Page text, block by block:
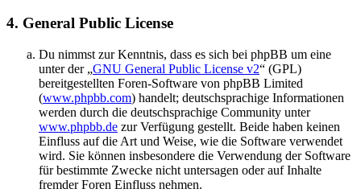
4. General Public License
Du nimmst zur Kenntnis, dass es sich bei phpBB um eine
unter der „GNU General Public License v2“ (GPL)
bereitgestellten Foren-Software von phpBB Limited
(www.phpbb.com) handelt; deutschsprachige Informationen
werden durch die deutschsprachige Community unter
www.phpbb.de zur Verfügung gestellt. Beide haben keinen
Einfluss auf die Art und Weise, wie die Software verwendet
wird. Sie können insbesondere die Verwendung der Software
für bestimmte Zwecke nicht untersagen oder auf Inhalte
fremder Foren Einfluss nehmen.